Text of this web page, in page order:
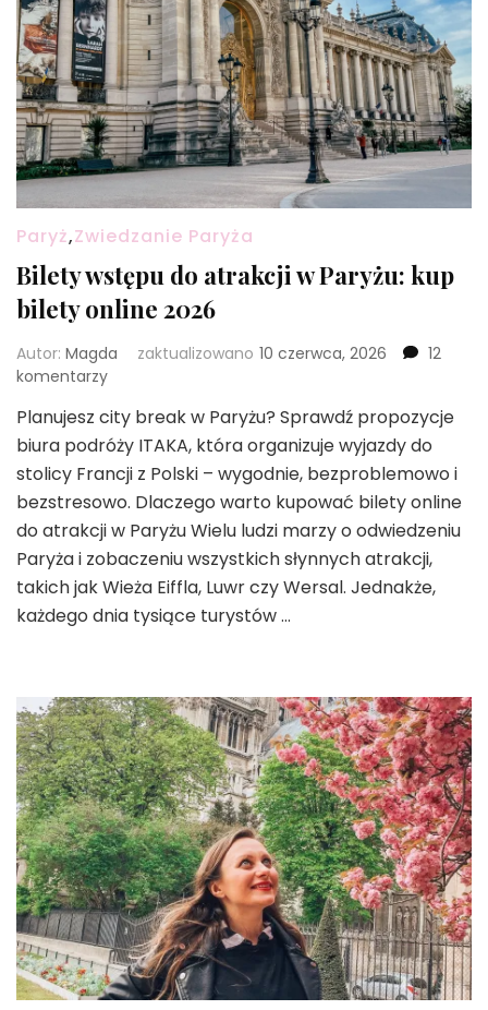
Paryż,Zwiedzanie Paryża
Bilety wstępu do atrakcji w Paryżu: kup
bilety online 2026
Autor: Magda zaktualizowano 10 czerwca, 2026
12
komentarzydo
wstępu
do
atrakcji
Paryżu:
kup
bilety
online
2026
Planujesz city break w Paryżu? Sprawdź propozycje
biura podróży ITAKA, która organizuje wyjazdy do
stolicy Francji z Polski – wygodnie, bezproblemowo i
bezstresowo. Dlaczego warto kupować bilety online
do atrakcji w Paryżu Wielu ludzi marzy o odwiedzeniu
Paryża i zobaczeniu wszystkich słynnych atrakcji,
takich jak Wieża Eiffla, Luwr czy Wersal. Jednakże,
każdego dnia tysiące turystów …